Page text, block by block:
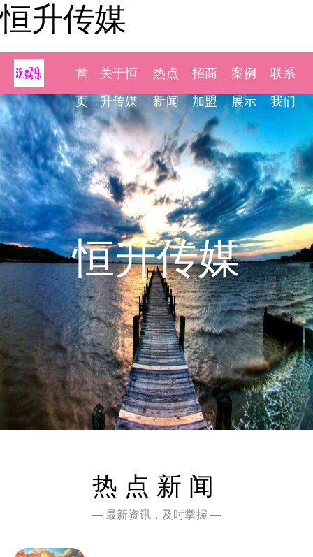
恒升传媒
首
页
关于恒
升传媒
热点
新闻
招商
加盟
案例
展示
联系
我们
恒升传媒
热点新闻
— 最新资讯，及时掌握 —